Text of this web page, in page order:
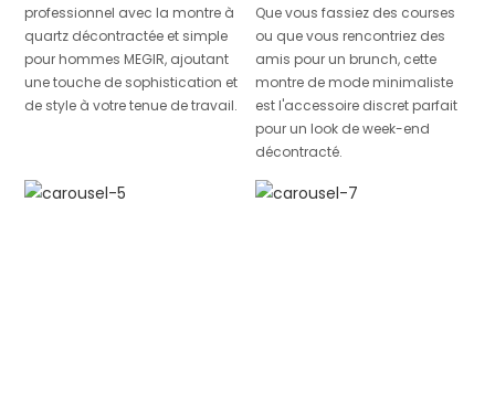
professionnel avec la montre à
quartz décontractée et simple
pour hommes MEGIR, ajoutant
une touche de sophistication et
de style à votre tenue de travail.
Que vous fassiez des courses
ou que vous rencontriez des
amis pour un brunch, cette
montre de mode minimaliste
est l'accessoire discret parfait
pour un look de week-end
décontracté.